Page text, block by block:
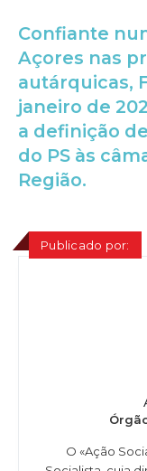
Confiante
Açores nas
autárquicas,
janeiro de
a definição
do PS às
Região.
Publicado por:
O «Ação